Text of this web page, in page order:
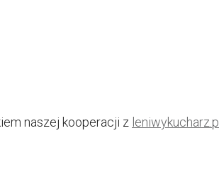
naszej kooperacji z leniwykucharz.pl